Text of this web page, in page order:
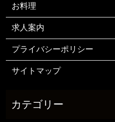
お料理
求人案内
プライバシーポリシー
サイトマップ